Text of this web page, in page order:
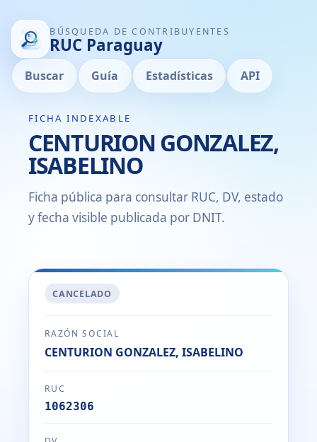
BÚSQUEDA DE CONTRIBUYENTES
RUC Paraguay
Buscar Guía Estadísticas API
FICHA INDEXABLE
CENTURION GONZALEZ,
ISABELINO
Ficha pública para consultar RUC, DV, estado
y fecha visible publicada por DNIT.
CANCELADO
RAZÓN SOCIAL
CENTURION GONZALEZ, ISABELINO
RUC
1062306